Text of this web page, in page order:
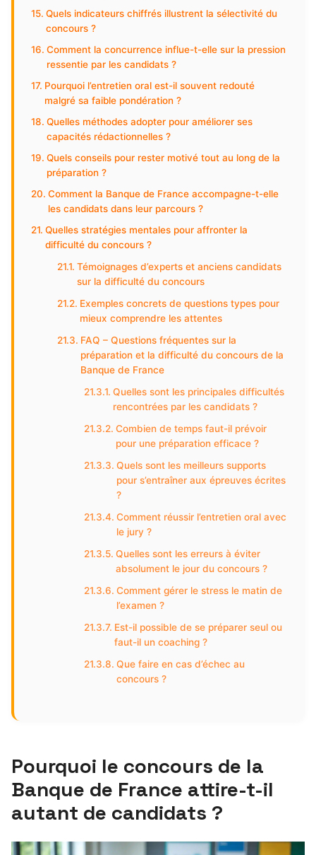
Quels indicateurs chiffrés illustrent la sélectivité du
concours ?
Comment la concurrence influe-t-elle sur la pression
ressentie par les candidats ?
Pourquoi l’entretien oral est-il souvent redouté
malgré sa faible pondération ?
Quelles méthodes adopter pour améliorer ses
capacités rédactionnelles ?
Quels conseils pour rester motivé tout au long de la
préparation ?
Comment la Banque de France accompagne-t-elle
les candidats dans leur parcours ?
Quelles stratégies mentales pour affronter la
difficulté du concours ?
Témoignages d’experts et anciens candidats
sur la difficulté du concours
Exemples concrets de questions types pour
mieux comprendre les attentes
FAQ – Questions fréquentes sur la
préparation et la difficulté du concours de la
Banque de France
Quelles sont les principales difficultés
rencontrées par les candidats ?
Combien de temps faut-il prévoir
pour une préparation efficace ?
Quels sont les meilleurs supports
pour s’entraîner aux épreuves écrites
?
Comment réussir l’entretien oral avec
le jury ?
Quelles sont les erreurs à éviter
absolument le jour du concours ?
Comment gérer le stress le matin de
l’examen ?
Est-il possible de se préparer seul ou
faut-il un coaching ?
Que faire en cas d’échec au
concours ?
Pourquoi le concours de la
Banque de France attire-t-il
autant de candidats ?